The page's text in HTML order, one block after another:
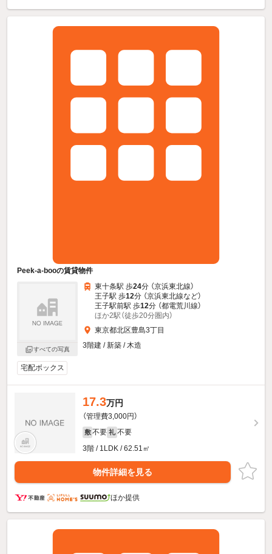
Peek-a-booの賃貸物件
すべての写真
東十条駅 歩24分 （京浜東北線）
王子駅 歩12分 （京浜東北線など）
王子駅前駅 歩12分 （都電荒川線）
ほか2駅（徒歩20分圏内）
東京都北区豊島3丁目
3階建 / 新築 / 木造
宅配ボックス
17.3万円
（管理費3,000円）
敷 不要 礼 不要
3階 / 1LDK / 62.51㎡
物件詳細を見る
ほか提供